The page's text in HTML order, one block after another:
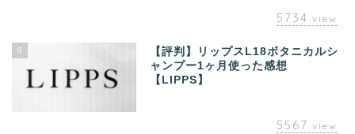
5734 view
8
【評判】リップスL18ボタニカルシ
ャンプー1ヶ月使った感想
【LIPPS】
5567 view